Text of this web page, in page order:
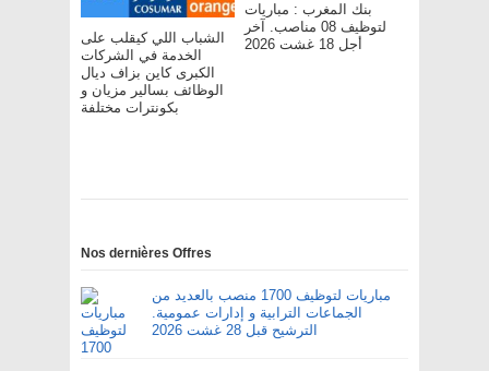
الشباب اللي كيقلب على
الخدمة في الشركات
الكبرى كاين بزاف ديال
الوظائف بسالير مزيان و
بكونترات مختلفة
بنك المغرب : مباريات
لتوظيف 08 مناصب. آخر
أجل 18 غشت 2026
Nos dernières Offres
مباريات لتوظيف 1700 منصب بالعديد من
الجماعات الترابية و إدارات عمومية.
الترشيح قبل 28 غشت 2026